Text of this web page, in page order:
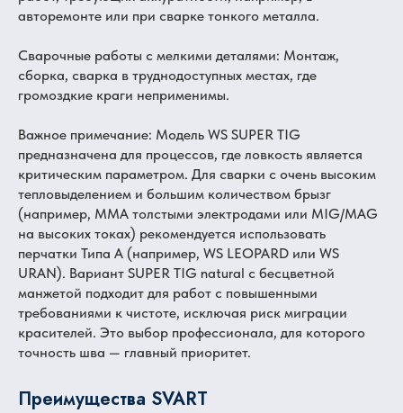
авторемонте или при сварке тонкого металла.
Сварочные работы с мелкими деталями: Монтаж,
сборка, сварка в труднодоступных местах, где
громоздкие краги неприменимы.
Важное примечание: Модель WS SUPER TIG
предназначена для процессов, где ловкость является
критическим параметром. Для сварки с очень высоким
тепловыделением и большим количеством брызг
(например, ММА толстыми электродами или MIG/MAG
на высоких токах) рекомендуется использовать
перчатки Типа A (например, WS LEOPARD или WS
URAN). Вариант SUPER TIG natural с бесцветной
манжетой подходит для работ с повышенными
требованиями к чистоте, исключая риск миграции
красителей. Это выбор профессионала, для которого
точность шва — главный приоритет.
Преимущества SVART